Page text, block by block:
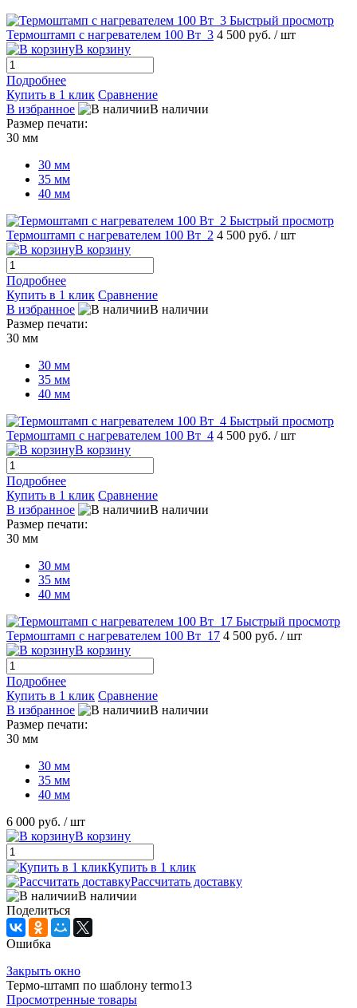
Быстрый просмотр
Термоштамп с нагревателем 100 Вт_3 4 500 руб. / шт
В корзину
Подробнее
Купить в 1 клик Сравнение
В избранное
В наличии
Размер печати:
30 мм
30 мм
35 мм
40 мм
Быстрый просмотр
Термоштамп с нагревателем 100 Вт_2 4 500 руб. / шт
В корзину
Подробнее
Купить в 1 клик Сравнение
В избранное
В наличии
Размер печати:
30 мм
30 мм
35 мм
40 мм
Быстрый просмотр
Термоштамп с нагревателем 100 Вт_4 4 500 руб. / шт
В корзину
Подробнее
Купить в 1 клик Сравнение
В избранное
В наличии
Размер печати:
30 мм
30 мм
35 мм
40 мм
Быстрый просмотр
Термоштамп с нагревателем 100 Вт_17 4 500 руб. / шт
В корзину
Подробнее
Купить в 1 клик Сравнение
В избранное
В наличии
Размер печати:
30 мм
30 мм
35 мм
40 мм
6 000 руб. / шт
В корзину
Купить в 1 клик
Рассчитать доставку
В наличии
Поделиться
Ошибка
Закрыть окно
Термо-штамп по шаблону termo13
Просмотренные товары